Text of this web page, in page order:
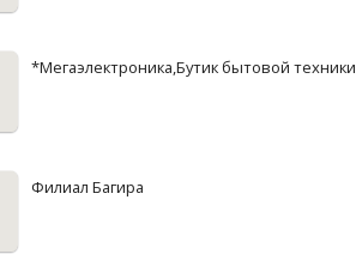
*Мегаэлектроника,Бутик бытовой техники
Филиал Багира